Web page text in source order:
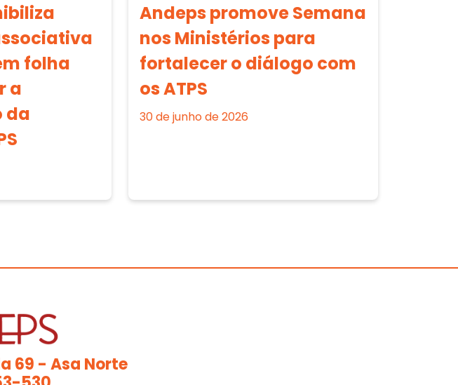
folha
a
da
Andeps promove Semana
nos Ministérios para
fortalecer o diálogo com
os ATPS
30 de junho de 2026
69 - Asa Norte